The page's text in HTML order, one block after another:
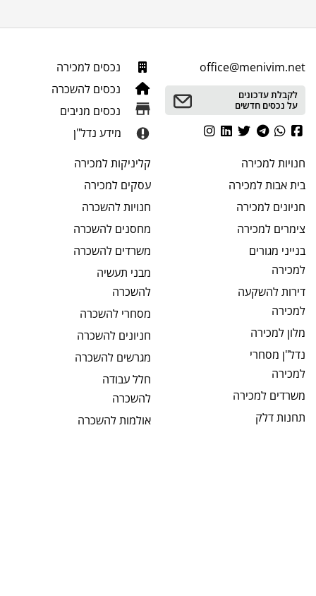
office@menivim.net
לקבלת עדכונים
על נכסים חדשים
נכסים למכירה
נכסים להשכרה
נכסים מניבים
מידע נדל"ן
חנויותלמכירה
בית אבותלמכירה
חניונים למכירה
צימרים למכירה
בנייני מגורים
למכירה
דירות להשקעה
למכירה
מלון למכירה
נדל"ן מסחרי
למכירה
משרדים למכירה
תחנות דלק
קליניקותלמכירה
עסקים למכירה
חנויותלהשכרה
מחסנים להשכרה
משרדים להשכרה
מבני תעשיה
להשכרה
מסחרי להשכרה
חניונים להשכרה
מגרשים להשכרה
חלל עבודה
להשכרה
אולמותלהשכרה